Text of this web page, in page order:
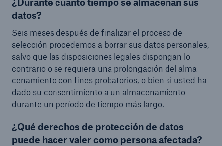
¿Durante cuánto tiempo se almacenan sus
datos?
Seis meses después de finalizar el proceso de
selección procedemos a borrar sus datos personales,
salvo que las disposiciones legales dispongan lo
contrario o se requiera una prolongación del alma-
cenamiento con fines probatorios, o bien si usted ha
dado su consentimiento a un almacenamiento
durante un período de tiempo más largo.
¿Qué derechos de protección de datos
puede hacer valer como persona afectada?